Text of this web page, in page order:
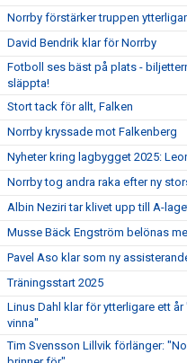
Norrby förstärker truppen
David Bendrik klar för Norrby
Fotboll ses bäst på plats -
släppta!
Stort tack för allt, Falken
Norrby kryssade mot Falkenberg
Nyheter kring lagbygget 2025:
Norrby tog andra raka efter ny
Albin Neziri tar klivet upp till A-
Musse Bäck Engström belönas
Pavel Aso klar som ny
Träningsstart 2025
Linus Dahl klar för ytterligare ett
vinna"
Tim Svensson Lillvik förlänger: